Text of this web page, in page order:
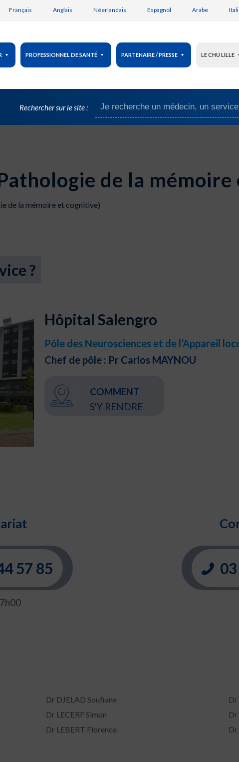
Français Anglais Néerlandais Espagnol Arabe
PROFESSIONNEL DE SANTÉ PARTENAIRE / PRESSE LE CHU LILLE
Rechercher sur le site :
de la mémoire
de la mémoire et cognitive)
?
Hôpital Salengro
Pôle des Neurosciences et de l’Appareil
Chef de pôle : Pr Carlos MAYNOU
COMMENT
S'Y RENDRE
57 85
Dr DJELAD Soufiane
Dr LECERF Simon
Dr LEBERT Florence